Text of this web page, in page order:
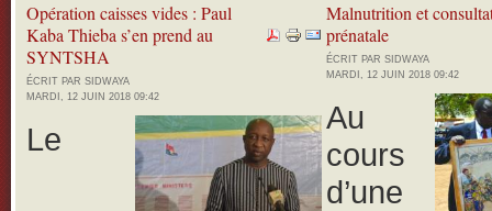
Opération caisses vides : Paul
Kaba Thieba s’en prend au
SYNTSHA
ÉCRIT PAR SIDWAYA
MARDI, 12 JUIN 2018 09:42
Le
Malnutrition et
prénatale
ÉCRIT PAR SIDWAYA
MARDI, 12 JUIN 2018 09:42
Au
cours
d’une